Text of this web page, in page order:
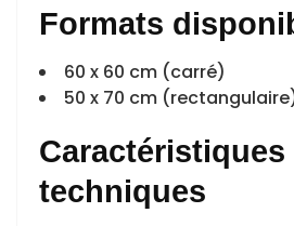
Formats
60 x 60 cm (carré)
50 x 70 cm
Caractéristiques
techniques